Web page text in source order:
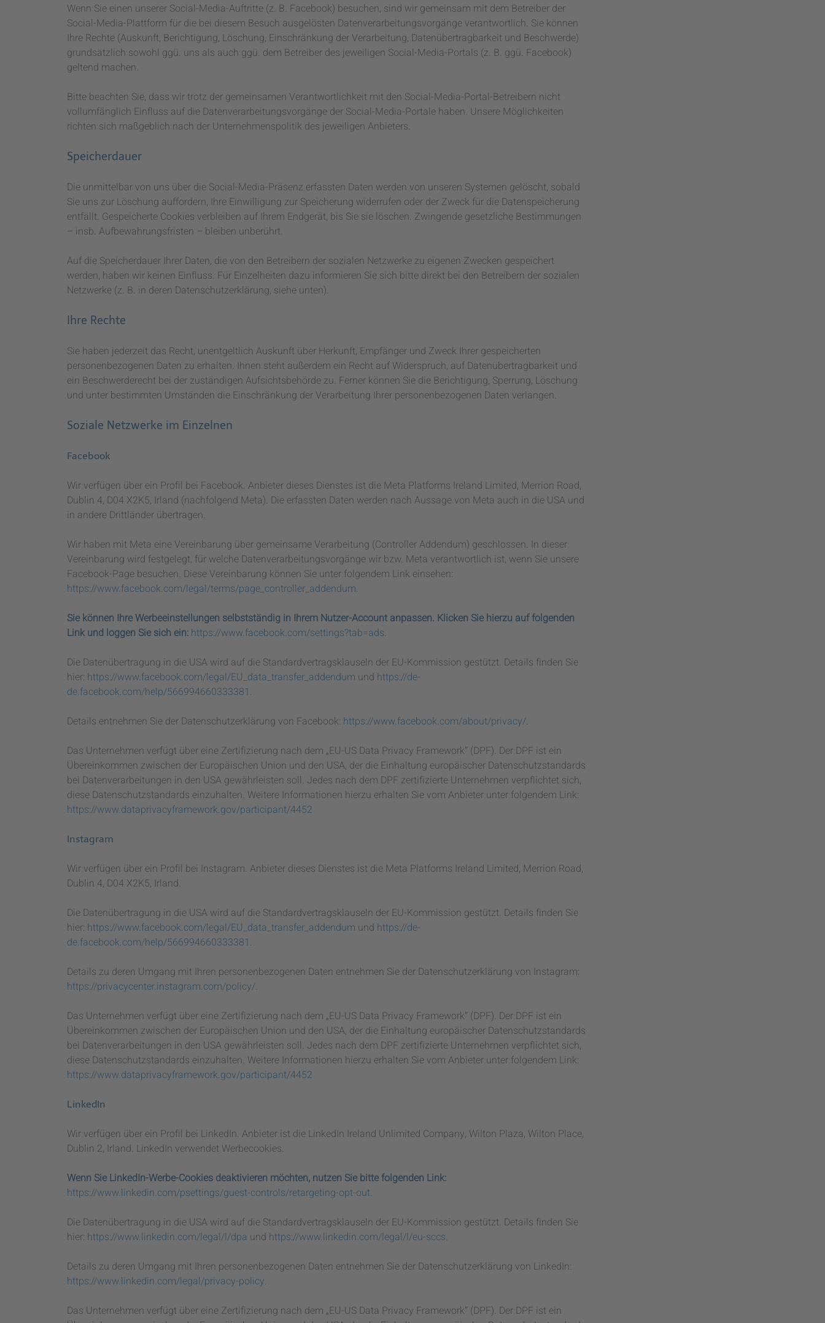
Wenn Sie einen unserer Social-Media-Auftritte (z. B. Facebook) besuchen, sind wir gemeinsam mit dem Betreiber der
Social-Media-Plattform für die bei diesem Besuch ausgelösten Datenverarbeitungsvorgänge verantwortlich. Sie können
Ihre Rechte (Auskunft, Berichtigung, Löschung, Einschränkung der Verarbeitung, Datenübertragbarkeit und Beschwerde)
grundsätzlich sowohl ggü. uns als auch ggü. dem Betreiber des jeweiligen Social-Media-Portals (z. B. ggü. Facebook)
geltend machen.
Bitte beachten Sie, dass wir trotz der gemeinsamen Verantwortlichkeit mit den Social-Media-Portal-Betreibern nicht
vollumfänglich Einfluss auf die Datenverarbeitungsvorgänge der Social-Media-Portale haben. Unsere Möglichkeiten
richten sich maßgeblich nach der Unternehmenspolitik des jeweiligen Anbieters.
Speicherdauer
Die unmittelbar von uns über die Social-Media-Präsenz erfassten Daten werden von unseren Systemen gelöscht, sobald
Sie uns zur Löschung auffordern, Ihre Einwilligung zur Speicherung widerrufen oder der Zweck für die Datenspeicherung
entfällt. Gespeicherte Cookies verbleiben auf Ihrem Endgerät, bis Sie sie löschen. Zwingende gesetzliche Bestimmungen
– insb. Aufbewahrungsfristen – bleiben unberührt.
Auf die Speicherdauer Ihrer Daten, die von den Betreibern der sozialen Netzwerke zu eigenen Zwecken gespeichert
werden, haben wir keinen Einfluss. Für Einzelheiten dazu informieren Sie sich bitte direkt bei den Betreibern der sozialen
Netzwerke (z. B. in deren Datenschutzerklärung, siehe unten).
Ihre Rechte
Sie haben jederzeit das Recht, unentgeltlich Auskunft über Herkunft, Empfänger und Zweck Ihrer gespeicherten
personenbezogenen Daten zu erhalten. Ihnen steht außerdem ein Recht auf Widerspruch, auf Datenübertragbarkeit und
ein Beschwerderecht bei der zuständigen Aufsichtsbehörde zu. Ferner können Sie die Berichtigung, Sperrung, Löschung
und unter bestimmten Umständen die Einschränkung der Verarbeitung Ihrer personenbezogenen Daten verlangen.
Soziale Netzwerke im Einzelnen
Facebook
Wir verfügen über ein Profil bei Facebook. Anbieter dieses Dienstes ist die Meta Platforms Ireland Limited, Merrion Road,
Dublin 4, D04 X2K5, Irland (nachfolgend Meta). Die erfassten Daten werden nach Aussage von Meta auch in die USA und
in andere Drittländer übertragen.
Wir haben mit Meta eine Vereinbarung über gemeinsame Verarbeitung (Controller Addendum) geschlossen. In dieser
Vereinbarung wird festgelegt, für welche Datenverarbeitungsvorgänge wir bzw. Meta verantwortlich ist, wenn Sie unsere
Facebook-Page besuchen. Diese Vereinbarung können Sie unter folgendem Link einsehen:
https://www.facebook.com/legal/terms/page_controller_addendum.
Sie können Ihre Werbeeinstellungen selbstständig in Ihrem Nutzer-Account anpassen. Klicken Sie hierzu auf folgenden
Link und loggen Sie sich ein: https://www.facebook.com/settings?tab=ads.
Die Datenübertragung in die USA wird auf die Standardvertragsklauseln der EU-Kommission gestützt. Details finden Sie
hier: https://www.facebook.com/legal/EU_data_transfer_addendum und https://de-
de.facebook.com/help/566994660333381.
Details entnehmen Sie der Datenschutzerklärung von Facebook: https://www.facebook.com/about/privacy/.
Das Unternehmen verfügt über eine Zertifizierung nach dem „EU-US Data Privacy Framework“ (DPF). Der DPF ist ein
Übereinkommen zwischen der Europäischen Union und den USA, der die Einhaltung europäischer Datenschutzstandards
bei Datenverarbeitungen in den USA gewährleisten soll. Jedes nach dem DPF zertifizierte Unternehmen verpflichtet sich,
diese Datenschutzstandards einzuhalten. Weitere Informationen hierzu erhalten Sie vom Anbieter unter folgendem Link:
https://www.dataprivacyframework.gov/participant/4452
Instagram
Wir verfügen über ein Profil bei Instagram. Anbieter dieses Dienstes ist die Meta Platforms Ireland Limited, Merrion Road,
Dublin 4, D04 X2K5, Irland.
Die Datenübertragung in die USA wird auf die Standardvertragsklauseln der EU-Kommission gestützt. Details finden Sie
hier: https://www.facebook.com/legal/EU_data_transfer_addendum und https://de-
de.facebook.com/help/566994660333381.
Details zu deren Umgang mit Ihren personenbezogenen Daten entnehmen Sie der Datenschutzerklärung von Instagram:
https://privacycenter.instagram.com/policy/.
Das Unternehmen verfügt über eine Zertifizierung nach dem „EU-US Data Privacy Framework“ (DPF). Der DPF ist ein
Übereinkommen zwischen der Europäischen Union und den USA, der die Einhaltung europäischer Datenschutzstandards
bei Datenverarbeitungen in den USA gewährleisten soll. Jedes nach dem DPF zertifizierte Unternehmen verpflichtet sich,
diese Datenschutzstandards einzuhalten. Weitere Informationen hierzu erhalten Sie vom Anbieter unter folgendem Link:
https://www.dataprivacyframework.gov/participant/4452
LinkedIn
Wir verfügen über ein Profil bei LinkedIn. Anbieter ist die LinkedIn Ireland Unlimited Company, Wilton Plaza, Wilton Place,
Dublin 2, Irland. LinkedIn verwendet Werbecookies.
Wenn Sie LinkedIn-Werbe-Cookies deaktivieren möchten, nutzen Sie bitte folgenden Link:
https://www.linkedin.com/psettings/guest-controls/retargeting-opt-out.
Die Datenübertragung in die USA wird auf die Standardvertragsklauseln der EU-Kommission gestützt. Details finden Sie
hier: https://www.linkedin.com/legal/l/dpa und https://www.linkedin.com/legal/l/eu-sccs.
Details zu deren Umgang mit Ihren personenbezogenen Daten entnehmen Sie der Datenschutzerklärung von LinkedIn:
https://www.linkedin.com/legal/privacy-policy.
Das Unternehmen verfügt über eine Zertifizierung nach dem „EU-US Data Privacy Framework“ (DPF). Der DPF ist ein